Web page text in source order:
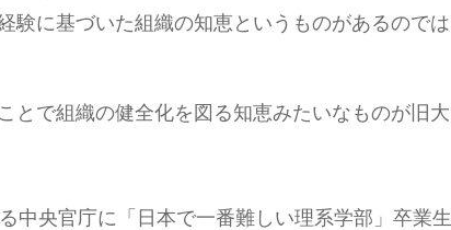
験に基づいた組織の知恵というものがあるのでは
とで組織の健全化を図る知恵みたいなものが旧大
中央官庁に「日本で一番難しい理系学部」卒業生